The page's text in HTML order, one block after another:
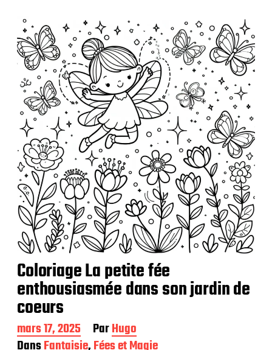
i
c
a
n
Coloriage La petite fée
enthousiasmée dans son jardin de
coeurs
D
a
mars 17, 2025 ParHugo
DansFantaisie,Fées et Magie